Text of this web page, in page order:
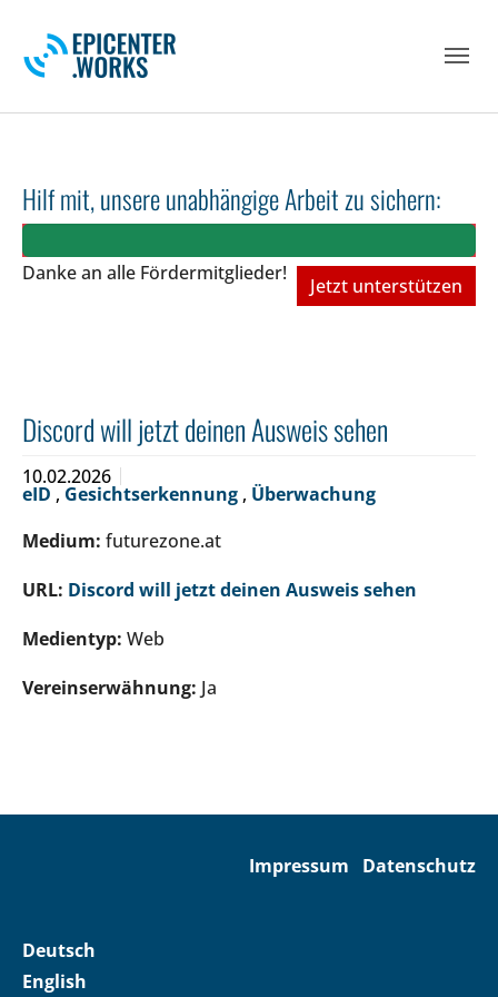
Hilf mit, unsere unabhängige Arbeit zu sichern:
Danke an alle Fördermitglieder!
Jetzt unterstützen
Discord will jetzt deinen Ausweis sehen
10.02.2026
eID , Gesichtserkennung , Überwachung
Medium: futurezone.at
URL: Discord will jetzt deinen Ausweis sehen
Medientyp: Web
Vereinserwähnung: Ja
Impressum Datenschutz
Deutsch
English